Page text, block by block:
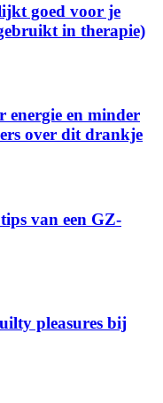
goed voor je
in therapie)
energie en minder
over dit drankje
van een GZ-
pleasures bij